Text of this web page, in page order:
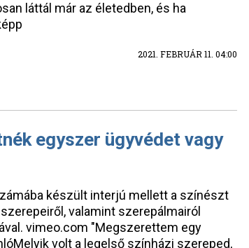
láttál már az életedben, és ha
2021. FEBRUÁR 11. 04:00
egyszer ügyvédet vagy
készült interjú mellett a színészt
valamint szerepálmairól
vimeo.com "Megszerettem egy
volt a legelső színházi szereped,